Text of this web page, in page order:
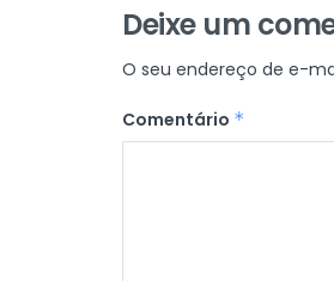
Deixe um
O seu endereço de e-
Comentário *